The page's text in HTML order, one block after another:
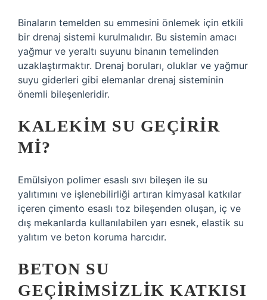
Binaların temelden su emmesini önlemek için etkili
bir drenaj sistemi kurulmalıdır. Bu sistemin amacı
yağmur ve yeraltı suyunu binanın temelinden
uzaklaştırmaktır. Drenaj boruları, oluklar ve yağmur
suyu giderleri gibi elemanlar drenaj sisteminin
önemli bileşenleridir.
KALEKIM SU GEÇIRIR
MI?
Emülsiyon polimer esaslı sıvı bileşen ile su
yalıtımını ve işlenebilirliği artıran kimyasal katkılar
içeren çimento esaslı toz bileşenden oluşan, iç ve
dış mekanlarda kullanılabilen yarı esnek, elastik su
yalıtım ve beton koruma harcıdır.
BETON SU
GEÇIRIMSIZLIK KATKISI